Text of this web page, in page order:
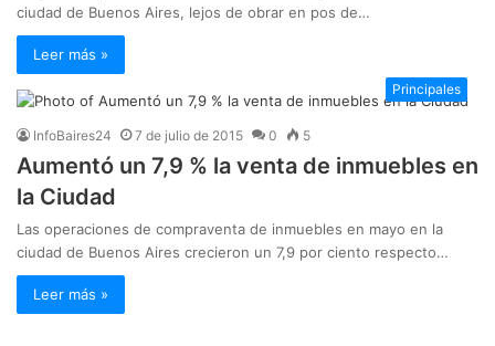
ciudad de Buenos Aires, lejos de obrar en pos de…
Leer más »
Principales
InfoBaires24 7 de julio de 2015 0 5
Aumentó un 7,9 % la venta de inmuebles en
la Ciudad
Las operaciones de compraventa de inmuebles en mayo en la
ciudad de Buenos Aires crecieron un 7,9 por ciento respecto…
Leer más »